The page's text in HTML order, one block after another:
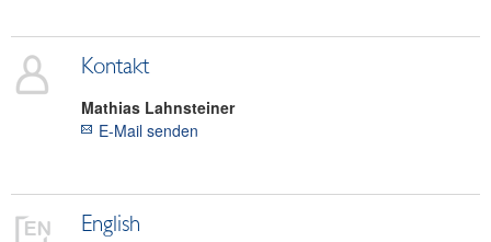
Kontakt
Mathias Lahnsteiner
E-Mail senden
English